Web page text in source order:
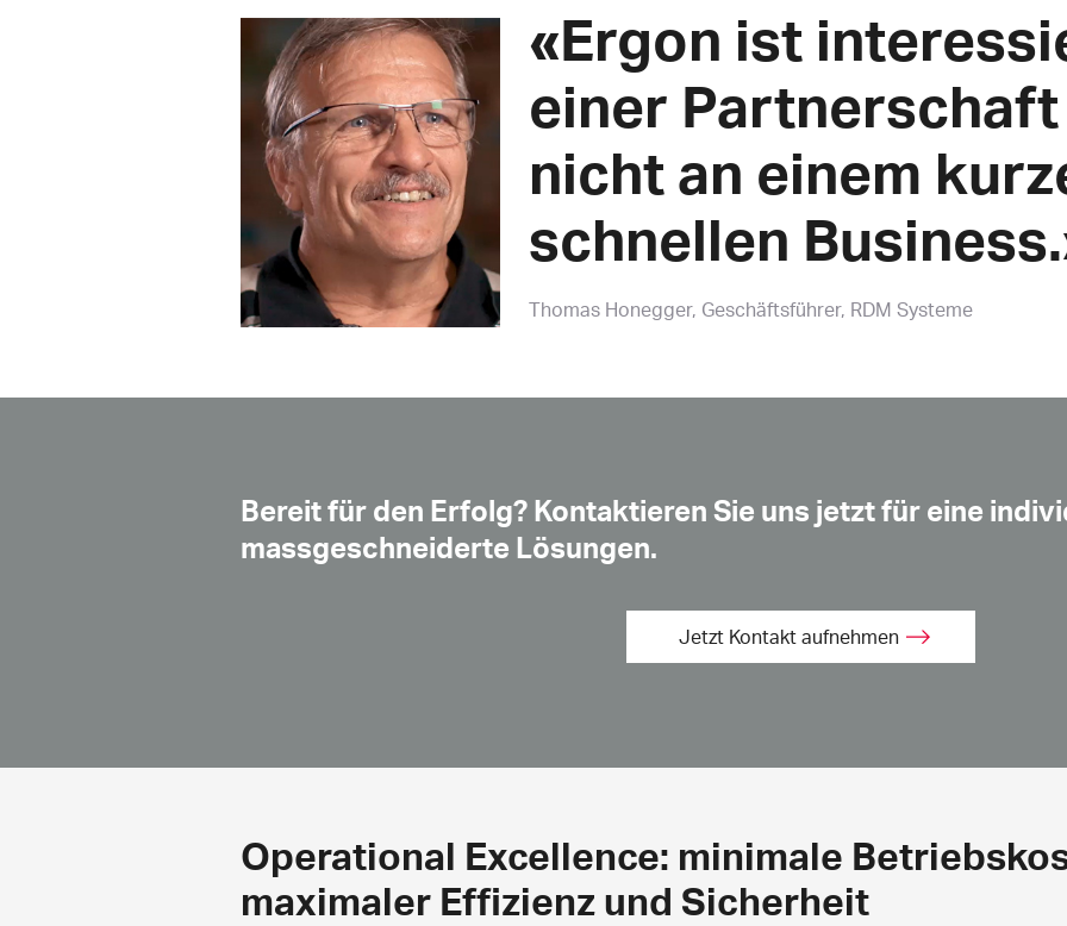
«Ergon ist
einer
nicht an einem
schnellen
Thomas Honegger Geschäftsführer, RDM Systeme
Bereit für den Erfolg? Kontaktieren Sie uns jetzt für eine
massgeschneiderte Lösungen.
Jetzt Kontakt aufnehmen
Operational Excellence: minimale
maximaler Effizienz und Sicherheit